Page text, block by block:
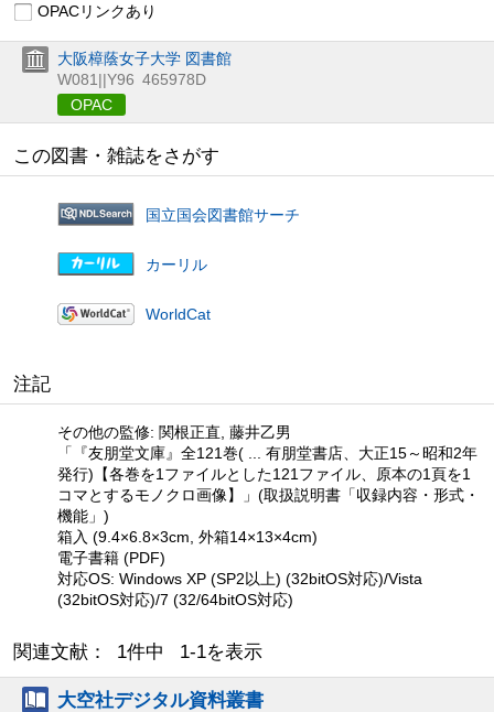
OPACリンクあり
大阪樟蔭女子大学 図書館
W081||Y96 465978D
OPAC
この図書・雑誌をさがす
国立国会図書館サーチ
カーリル
WorldCat
注記
その他の監修: 関根正直, 藤井乙男
「『友朋堂文庫』全121巻( ... 有朋堂書店、大正15～昭和2年
発行)【各巻を1ファイルとした121ファイル、原本の1頁を1
コマとするモノクロ画像】」(取扱説明書「収録内容・形式・
機能」)
箱入 (9.4×6.8×3cm, 外箱14×13×4cm)
電子書籍 (PDF)
対応OS: Windows XP (SP2以上) (32bitOS対応)/Vista
(32bitOS対応)/7 (32/64bitOS対応)
関連文献： 1件中 1-1を表示
大空社デジタル資料叢書